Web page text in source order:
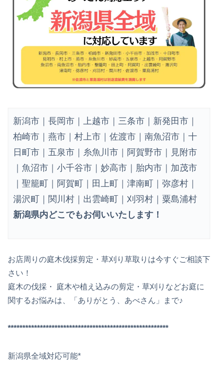
新潟市｜長岡市｜上越市｜三条市｜新発田市｜
柏崎市｜燕市｜村上市｜佐渡市｜南魚沼市｜十
日町市｜五泉市｜糸魚川市｜阿賀野市｜見附市
｜魚沼市｜小千谷市｜妙高市｜胎内市｜加茂市
｜聖籠町｜阿賀町｜田上町｜津南町｜弥彦村｜
湯沢町｜関川村｜出雲崎町｜刈羽村｜粟島浦村
新潟県内どこでもお伺いいたします！
お店周りの庭木伐採剪定・草刈り草取りは今すぐご相談下
さい！
庭木の伐採・ 庭木や植え込みの剪定・草刈りなどお庭に
関するお悩みは、「ありがとう、あべさん」まで♪
*******************************************************
新潟県全域対応可能*